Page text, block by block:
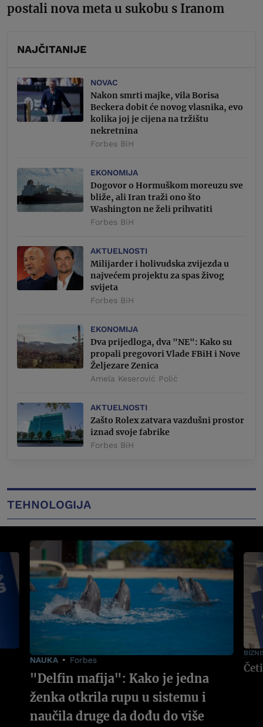
postali nova meta u sukobu s Iranom
NAJČITANIJE
NOVAC
Nakon smrti majke, vila Borisa
Beckera dobit će novog vlasnika, evo
kolika joj je cijena na tržištu
nekretnina
Forbes BiH
EKONOMIJA
Dogovor o Hormuškom moreuzu sve
bliže, ali Iran traži ono što
Washington ne želi prihvatiti
Forbes BiH
AKTUELNOSTI
Milijarder i holivudska zvijezda u
najvećem projektu za spas živog
svijeta
Forbes BiH
EKONOMIJA
Dva prijedloga, dva "NE": Kako su
propali pregovori Vlade FBiH i Nove
Željezare Zenica
Amela Keserović Polić
AKTUELNOSTI
Zašto Rolex zatvara vazdušni prostor
iznad svoje fabrike
Forbes BiH
TEHNOLOGIJA
NAUKA Forbes
"Delfin mafija": Kako je jedna
ženka otkrila rupu u sistemu i
naučila druge da dođu do više